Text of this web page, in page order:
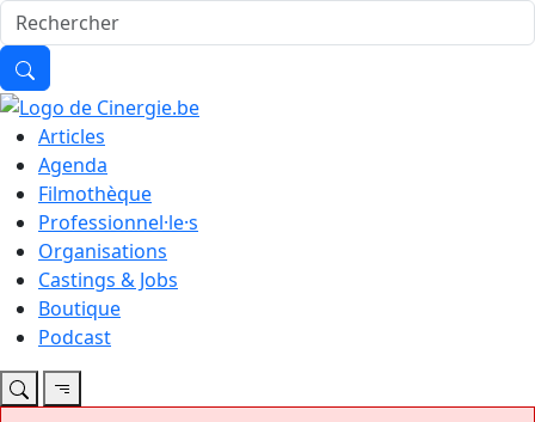
Articles
Agenda
Filmothèque
Professionnel·le·s
Organisations
Castings & Jobs
Boutique
Podcast